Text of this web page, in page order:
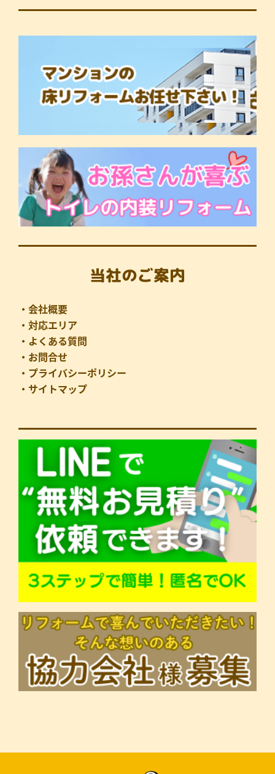
当社のご案内
・会社概要
・対応エリア
・よくある質問
・お問合せ
・プライバシーポリシー
・サイトマップ